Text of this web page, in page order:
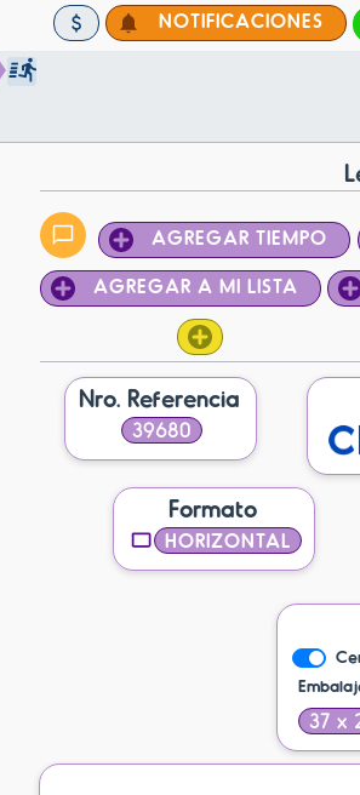
NOTIFICACIONES
AGREGAR TIEMPO
AGREGAR A MI LISTA
Nro. Referencia
39680
Formato
HORIZONTAL
37 x